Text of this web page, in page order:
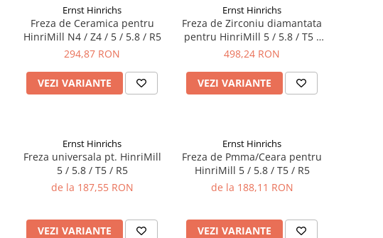
Ernst Hinrichs
Freza de Ceramica pentru
HinriMill N4 / Z4 / 5 / 5.8 / R5
294,87 RON
VEZI VARIANTE
Ernst Hinrichs
Freza de Zirconiu diamantata
pentru HinriMill 5 / 5.8 / T5 /
R5
498,24 RON
VEZI VARIANTE
Ernst Hinrichs
Freza universala pt. HinriMill
5 / 5.8 / T5 / R5
de la 187,55 RON
VEZI VARIANTE
Ernst Hinrichs
Freza de Pmma/Ceara pentru
HinriMill 5 / 5.8 / T5 / R5
de la 188,11 RON
VEZI VARIANTE